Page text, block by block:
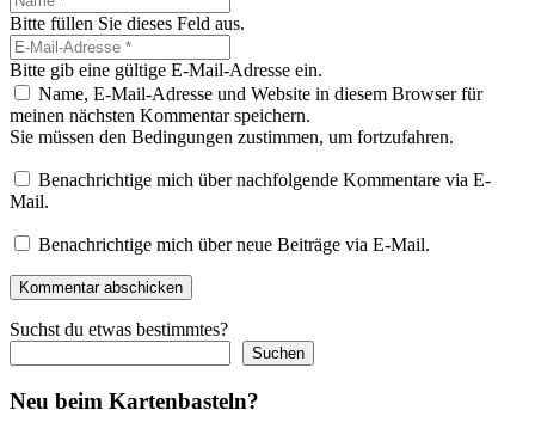
Bitte füllen Sie dieses Feld aus.
Bitte gib eine gültige E-Mail-Adresse ein.
Name, E-Mail-Adresse und Website in diesem Browser für
meinen nächsten Kommentar speichern.
Sie müssen den Bedingungen zustimmen, um fortzufahren.
Benachrichtige mich über nachfolgende Kommentare via E-
Mail.
Benachrichtige mich über neue Beiträge via E-Mail.
Kommentar abschicken
Suchst du etwas bestimmtes?
Suchen
Neu beim Kartenbasteln?